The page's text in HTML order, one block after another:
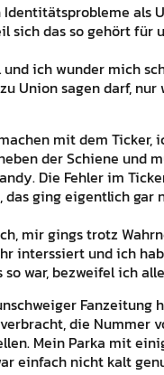
als
sich das so gehört für
ich wunder mich
Union sagen darf,
mit dem Ticker,
der Schiene und
Die Fehler im
das ging eigentlich
mir gings trotz
interssiert und ich
so war, bezweifel ich
die Nummer
Mein Parka mit
einfach nicht kalt